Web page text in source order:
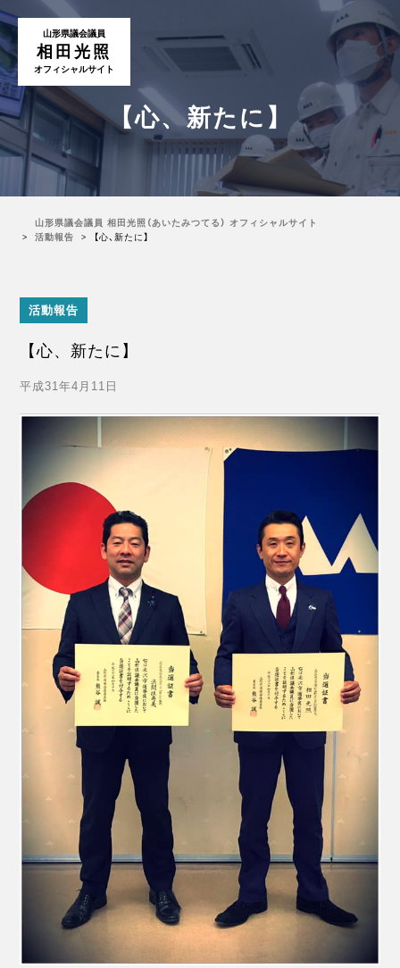
山形県議会議員
相田光照
オフィシャルサイト
【心、新たに】
山形県議会議員 相田光照（あいたみつてる） オフィシャルサイト
活動報告
【心、新たに】
活動報告
【心、新たに】
平成31年4月11日